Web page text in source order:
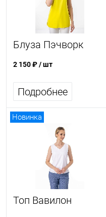
Блуза Пэчворк
2 150 ₽/ шт
Подробнее
Новинка
Топ Вавилон